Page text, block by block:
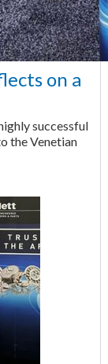
on a
successful
the Venetian